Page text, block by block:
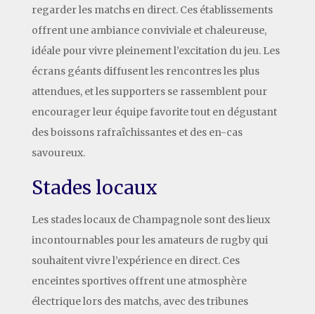
regarder les matchs en direct. Ces établissements
offrent une ambiance conviviale et chaleureuse,
idéale pour vivre pleinement l’excitation du jeu. Les
écrans géants diffusent les rencontres les plus
attendues, et les supporters se rassemblent pour
encourager leur équipe favorite tout en dégustant
des boissons rafraîchissantes et des en-cas
savoureux.
Stades locaux
Les stades locaux de Champagnole sont des lieux
incontournables pour les amateurs de rugby qui
souhaitent vivre l’expérience en direct. Ces
enceintes sportives offrent une atmosphère
électrique lors des matchs, avec des tribunes